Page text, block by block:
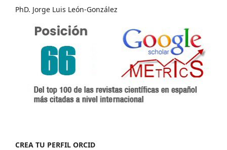
PhD. Jorge Luis León-González
CREA TU PERFIL ORCID